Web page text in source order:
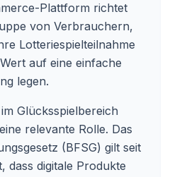
Plattform richtet
von Verbrauchern,
Lotteriespielteilnahme
auf eine einfache
legen.
Glücksspielbereich
relevante Rolle. Das
(BFSG) gilt seit
dass digitale Produkte